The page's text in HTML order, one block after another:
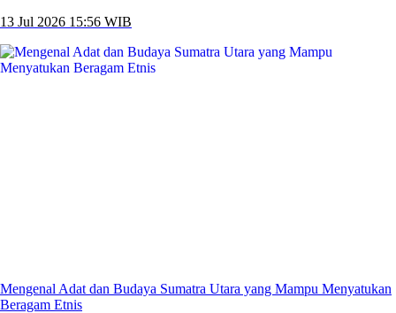
13 Jul 2026 15:56 WIB
Mengenal Adat dan Budaya Sumatra Utara yang Mampu Menyatukan
Beragam Etnis